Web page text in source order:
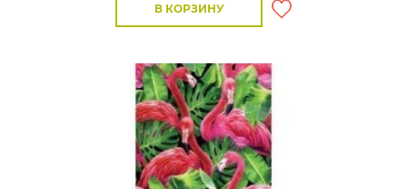
В КОРЗИНУ